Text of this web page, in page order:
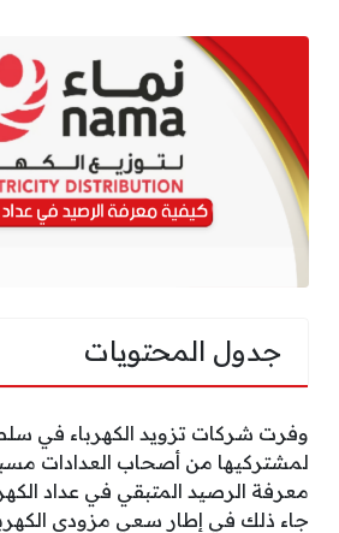
جدول المحتويات
وفرت شركات تزويد الكهرباء في
لمشتركيها من أصحاب العدادات
معرفة الرصيد المتبقي في عداد
جاء ذلك في إطار سعي مزودي